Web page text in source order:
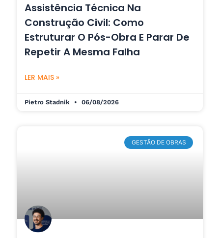
Assistência Técnica Na
Construção Civil: Como
Estruturar O Pós-Obra E Parar De
Repetir A Mesma Falha
LER MAIS »
Pietro Stadnik 06/08/2026
GESTÃO DE OBRAS